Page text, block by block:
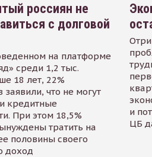
россиян не
с долговой
на платформе
среди 1,2 тыс.
18 лет, 22%
заявили, что не могут
кредитные
При этом 18,5%
тратить на
половины своего
доход
и
ЦБ